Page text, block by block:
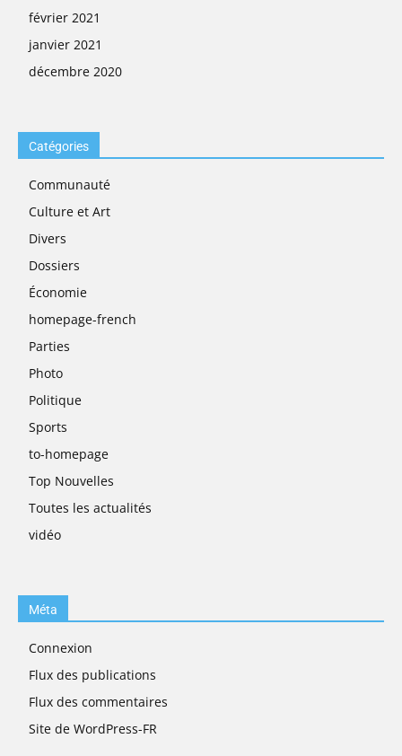
février 2021
janvier 2021
décembre 2020
Catégories
Communauté
Culture et Art
Divers
Dossiers
Économie
homepage-french
Parties
Photo
Politique
Sports
to-homepage
Top Nouvelles
Toutes les actualités
vidéo
Méta
Connexion
Flux des publications
Flux des commentaires
Site de WordPress-FR